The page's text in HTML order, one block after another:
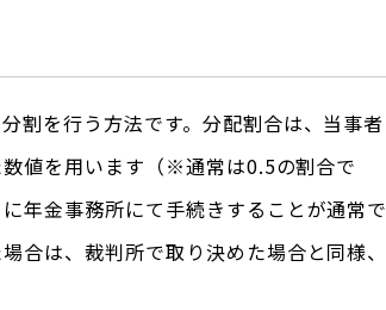
割を行う方法です。分配割合は、当事者
値を用います（※通常は0.5の割合で
年金事務所にて手続きすることが通常で
合は、裁判所で取り決めた場合と同様、